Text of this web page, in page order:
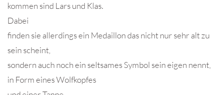
kommen sind Lars und Klas.
Dabei
finden sie allerdings ein Medaillon das nicht nur sehr alt zu
sein scheint,
sondern auch noch ein seltsames Symbol sein eigen nennt,
in Form eines Wolfkopfes